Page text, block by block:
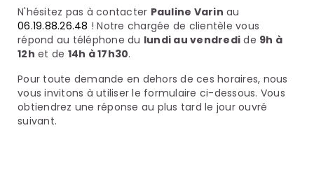
N'hésitez pas à contacter Pauline Varin au
06.19.88.26.48 ! Notre chargée de clientèle vous
répond au téléphone du lundi au vendredi de 9h à
12h et de 14h à 17h30.
Pour toute demande en dehors de ces horaires, nous
vous invitons à utiliser le formulaire ci-dessous. Vous
obtiendrez une réponse au plus tard le jour ouvré
suivant.